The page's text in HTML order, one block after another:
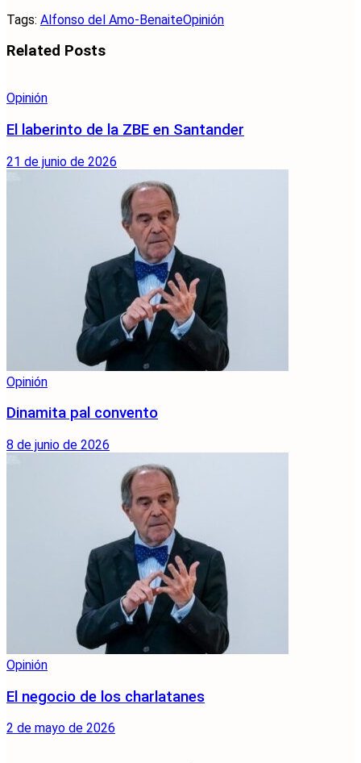
Tags: Alfonso del Amo-BenaiteOpinión
Related Posts
Opinión
El laberinto de la ZBE en Santander
21 de junio de 2026
Opinión
Dinamita pal convento
8 de junio de 2026
Opinión
El negocio de los charlatanes
2 de mayo de 2026